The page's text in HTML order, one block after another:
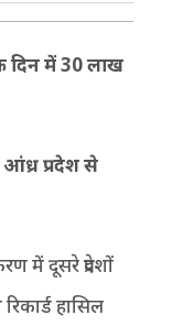
दिन में 30 लाख
आंध्र प्रदेश से
में दूसरे प्रदेशों
हासिल